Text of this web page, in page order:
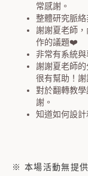
常感謝。
整體研究脈絡
謝謝夏老師
作的議題❤️
非常有系統
謝謝夏老師
很有幫助！謝
對於翻轉教
謝。
知道如何設計
※ 本場活動無提